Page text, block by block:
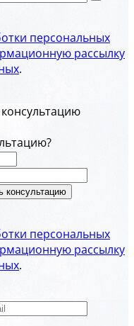
персональных
рассылку
.
консультацию
персональных
рассылку
.